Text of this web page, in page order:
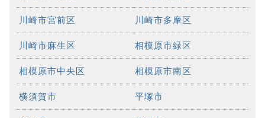
川崎市宮前区 川崎市多摩区
川崎市麻生区 相模原市緑区
相模原市中央区 相模原市南区
横須賀市 平塚市